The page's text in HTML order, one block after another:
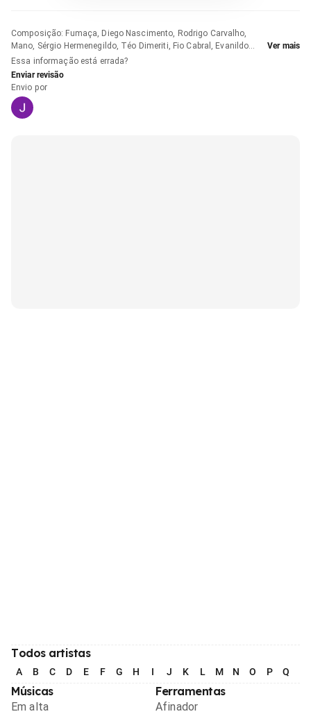
Composição: Fumaça, Diego Nascimento, Rodrigo Carvalho,
Mano, Sérgio Hermenegildo, Téo Dimeriti, Fio Cabral, Evanildo
Paranhos e Heriberto
Ver mais
Essa informação está errada?
Enviar revisão
Envio por
Todos artistas
A B C D E F G H I J K L M N O P Q
Músicas
Em alta
Ferramentas
Afinador